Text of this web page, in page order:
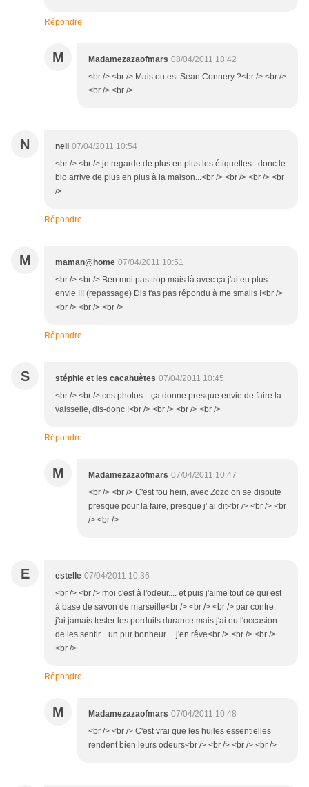
Répondre
M Madamezazaofmars 08/04/2011 18:42
<br /> <br /> Mais ou est Sean Connery ?<br /> <br />
<br /> <br />
N nell
07/04/2011 10:54
<br /> <br /> je regarde de plus en plus les étiquettes...donc le
bio arrive de plus en plus à la maison...<br /> <br /> <br /> <br
/>
Répondre
M maman@home 07/04/2011 10:51
<br /> <br /> Ben moi pas trop mais là avec ça j'ai eu plus
envie !!! (repassage) Dis t'as pas répondu à me smails !<br />
<br /> <br /> <br />
Répondre
S stéphie et les cacahuètes 07/04/2011 10:45
<br /> <br /> ces photos... ça donne presque envie de faire la
vaisselle, dis-donc !<br /> <br /> <br /> <br />
Répondre
M Madamezazaofmars 07/04/2011 10:47
<br /> <br /> C'est fou hein, avec Zozo on se dispute
presque pour la faire, presque j' ai dit<br /> <br /> <br
/> <br />
E estelle 07/04/2011 10:36
<br /> <br /> moi c'est à l'odeur.... et puis j'aime tout ce qui est
à base de savon de marseille<br /> <br /> <br /> par contre,
j'ai jamais tester les porduits durance mais j'ai eu l'occasion
de les sentir... un pur bonheur.... j'en rêve<br /> <br /> <br />
<br />
Répondre
M Madamezazaofmars 07/04/2011 10:48
<br /> <br /> C'est vrai que les huiles essentielles
rendent bien leurs odeurs<br /> <br /> <br /> <br />